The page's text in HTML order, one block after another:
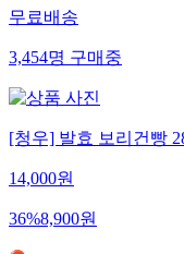
무료배송
3,454명구매중
[청우] 발효 보리건빵
14,000원
36%8,900원